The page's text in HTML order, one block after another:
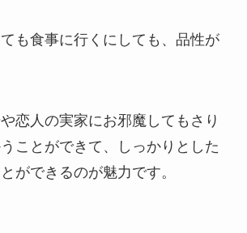
も食事に行くにしても、品性が
恋人の実家にお邪魔してもさり
ことができて、しっかりとした
ができるのが魅力です。